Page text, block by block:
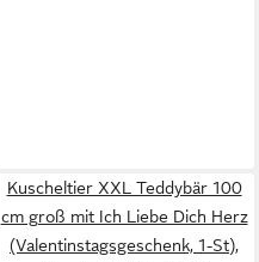
Kuscheltier XXL Teddybär 100
cm groß mit Ich Liebe Dich Herz
(Valentinstagsgeschenk, 1-St),